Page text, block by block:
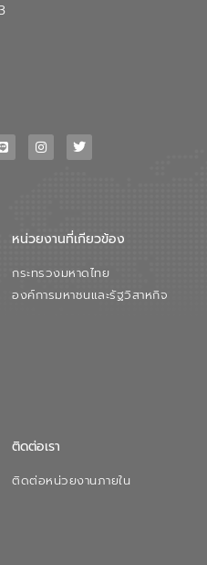
หน่วยงานที่เกียวข้อง
กระทรวงมหาดไทย
องค์การมหาชนและรัฐวิสาหกิจ
ติดต่อเรา
ติดต่อหน่วยงานภายใน